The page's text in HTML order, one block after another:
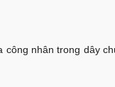
công nhân trong dây